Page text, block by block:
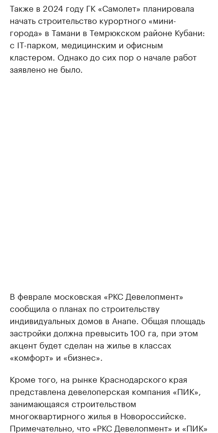
Также в 2024 году ГК «Самолет» планировала
начать строительство курортного «мини-
города» в Тамани в Темрюкском районе Кубани:
с IT-парком, медицинским и офисным
кластером. Однако до сих пор о начале работ
заявлено не было.
В феврале московская «РКС Девелопмент»
сообщила о планах по строительству
индивидуальных домов в Анапе. Общая площадь
застройки должна превысить 100 га, при этом
акцент будет сделан на жилье в классах
«комфорт» и «бизнес».
Кроме того, на рынке Краснодарского края
представлена девелоперская компания «ПИК»,
занимающаяся строительством
многоквартирного жилья в Новороссийске.
Примечательно, что «РКС Девелопмент» и «ПИК»